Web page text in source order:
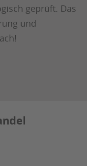
geprüft. Das
und